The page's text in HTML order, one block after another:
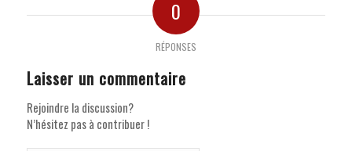
0
RÉPONSES
Laisser un commentaire
Rejoindre la discussion?
N’hésitez pas à contribuer !